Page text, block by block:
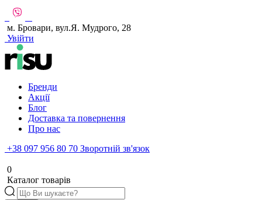
м. Бровари, вул.Я. Мудрого, 28
Увійти
Бренди
Акції
Блог
Доставка та повернення
Про нас
+38 097 956 80 70 Зворотній зв'язок
0
Каталог товарів